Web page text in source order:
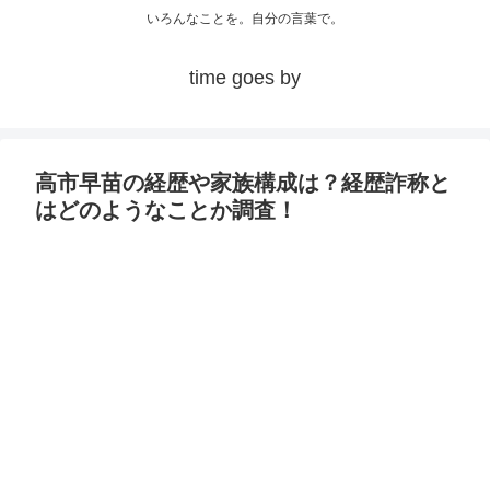
いろんなことを。自分の言葉で。
time goes by
高市早苗の経歴や家族構成は？経歴詐称と
はどのようなことか調査！